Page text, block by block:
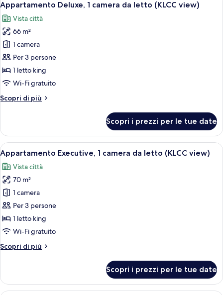
camere
da
letto
tutte
le
foto
per
Appartamento
Deluxe,
1
camera
da
view)
7
Appartamento Deluxe, 1 camera da letto (KLCC view)
Vista città
66 m²
1 camera
Per 3 persone
1 letto king
Wi-Fi gratuito
Scopri di più
Altri
Deluxe,
camera
da
letto
(KLCC
view)
Scopri i prezzi per le tue date
Apri
tutte
le
foto
per
Appartamento
Executive,
1
camera
da
view)
Una camera d'albergo moderna
6
Appartamento Executive, 1 camera da letto (KLCC view)
Vista città
70 m²
1 camera
Per 3 persone
1 letto king
Wi-Fi gratuito
Scopri di più
Altri
Executive,
Scopri i prezzi per le tue date